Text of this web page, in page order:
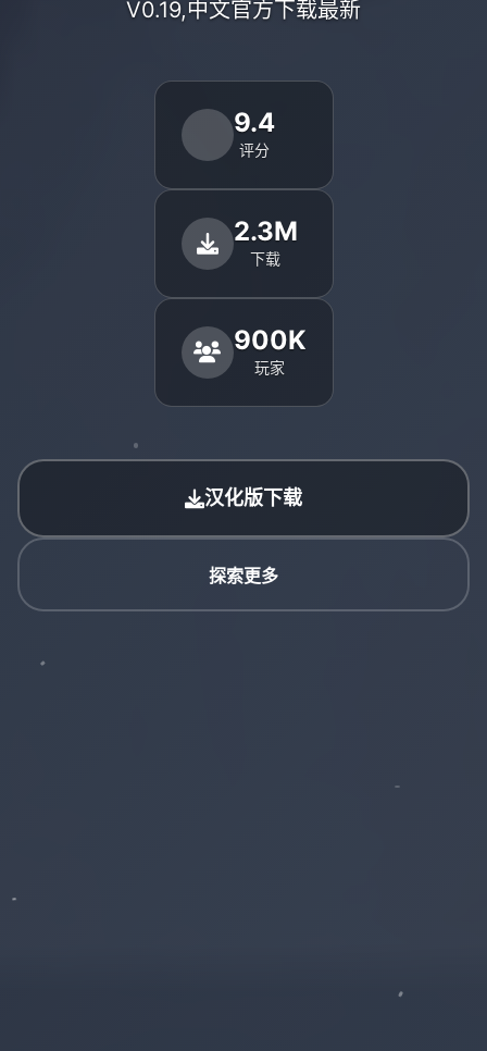
V0.19,中文官方下载最新
9.4
评分
2.3M
下载
900K
玩家
汉化版下载
探索更多